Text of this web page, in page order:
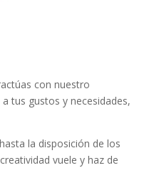
con nuestro
tus gustos ⁢y necesidades,
la ​disposición⁣ de los‌
vuele y haz de⁤